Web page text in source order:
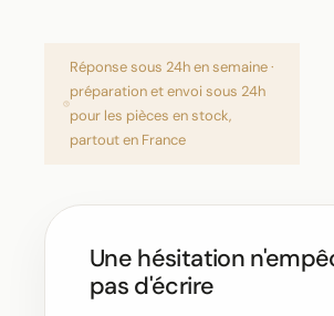
Réponse sous 24h en semaine ·
préparation et envoi sous 24h
pour les pièces en stock,
partout en France
Une hésitation
pas d'écrire